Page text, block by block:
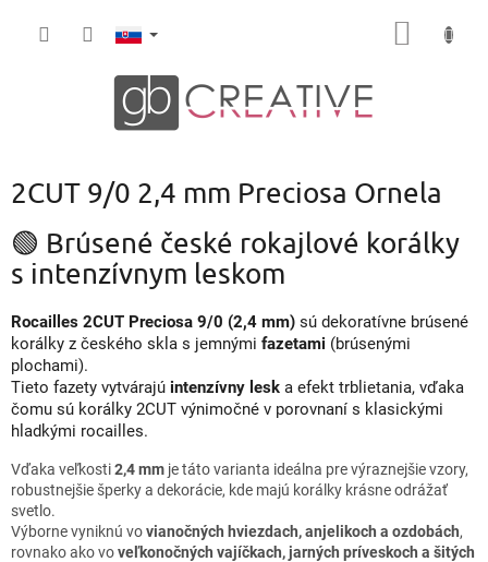
2CUT 9/0 2,4 mm Preciosa Ornela
🟢 Brúsené české rokajlové korálky
s intenzívnym leskom
Rocailles 2CUT Preciosa 9/0 (2,4 mm) sú dekoratívne brúsené
korálky z českého skla s jemnými fazetami (brúsenými
plochami).
Tieto fazety vytvárajú intenzívny lesk a efekt trblietania, vďaka
čomu sú korálky 2CUT výnimočné v porovnaní s klasickými
hladkými rocailles.
Vďaka veľkosti2,4 mm je táto varianta ideálna pre výraznejšie vzory,
robustnejšie šperky a dekorácie, kde majú korálky krásne odrážať
svetlo.
Výborne vyniknú vovianočných hviezdach, anjelikoch a ozdobách,
rovnako ako voveľkonočných vajíčkach, jarných príveskoch a šitých